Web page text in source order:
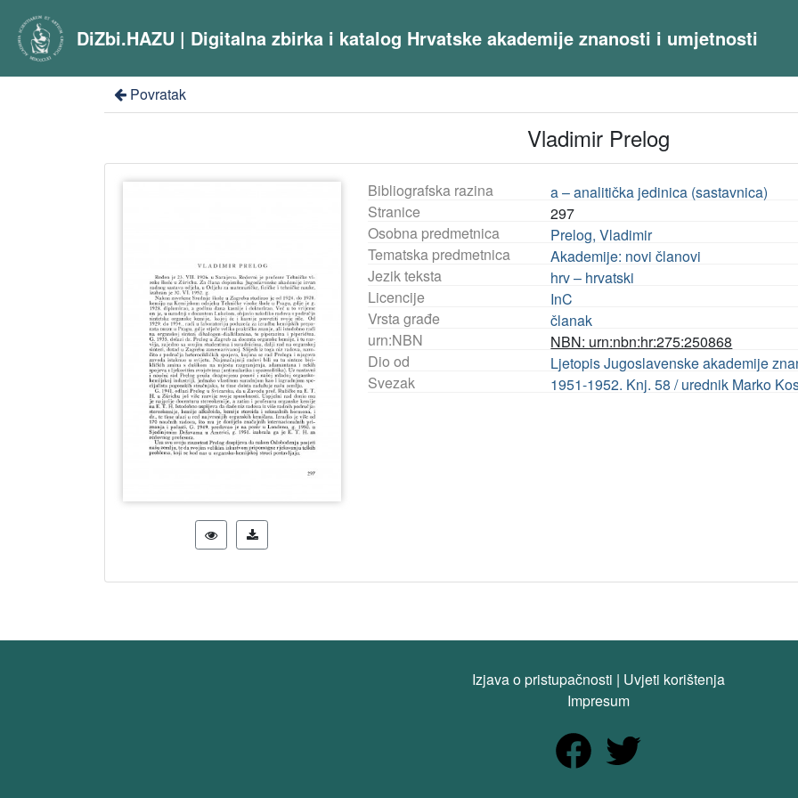
DiZbi.HAZU | Digitalna zbirka i katalog Hrvatske akademije znanosti i umjetnosti
Povratak
Vladimir Prelog
Bibliografska razina
a – analitička jedinica (sastavnica)
Stranice
297
Osobna predmetnica
Prelog, Vladimir
Tematska predmetnica
Akademije: novi članovi
Jezik teksta
hrv – hrvatski
Licencije
InC
Vrsta građe
članak
urn:NBN
NBN: urn:nbn:hr:275:250868
Dio od
Ljetopis Jugoslavenske akademije
Svezak
1951-1952. Knj. 58 / urednik Marko
Izjava o pristupačnosti | Uvjeti korištenja
Impresum